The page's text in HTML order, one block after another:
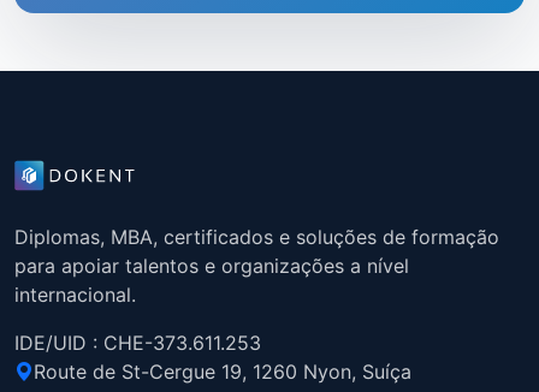
Diplomas, MBA, certificados e soluções de formação
para apoiar talentos e organizações a nível
internacional.
IDE/UID : CHE-373.611.253
Route de St-Cergue 19, 1260 Nyon, Suíça